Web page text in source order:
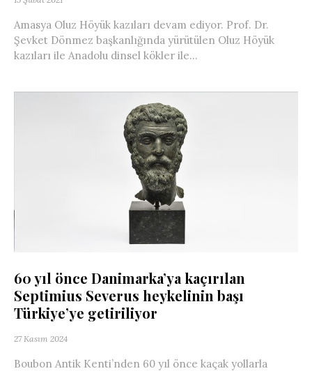
Amasya Oluz Höyük kazıları devam ediyor. Prof. Dr.
Şevket Dönmez başkanlığında yürütülen Oluz Höyük
kazıları ile Anadolu dinsel kökler ile...
60 yıl önce Danimarka’ya kaçırılan
Septimius Severus heykelinin başı
Türkiye’ye getiriliyor
27 Kasım 2024
Boubon Antik Kenti’nden 60 yıl önce kaçak yollarla